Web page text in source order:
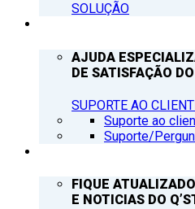
SOLUÇÃO
AJUDA
DE SATISFAÇÃO
SUPORTE AO
Suporte ao
Suporte/
FIQUE
E NOTICIAS DO